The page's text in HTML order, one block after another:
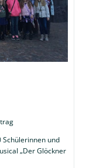
und
„Der Glöckner